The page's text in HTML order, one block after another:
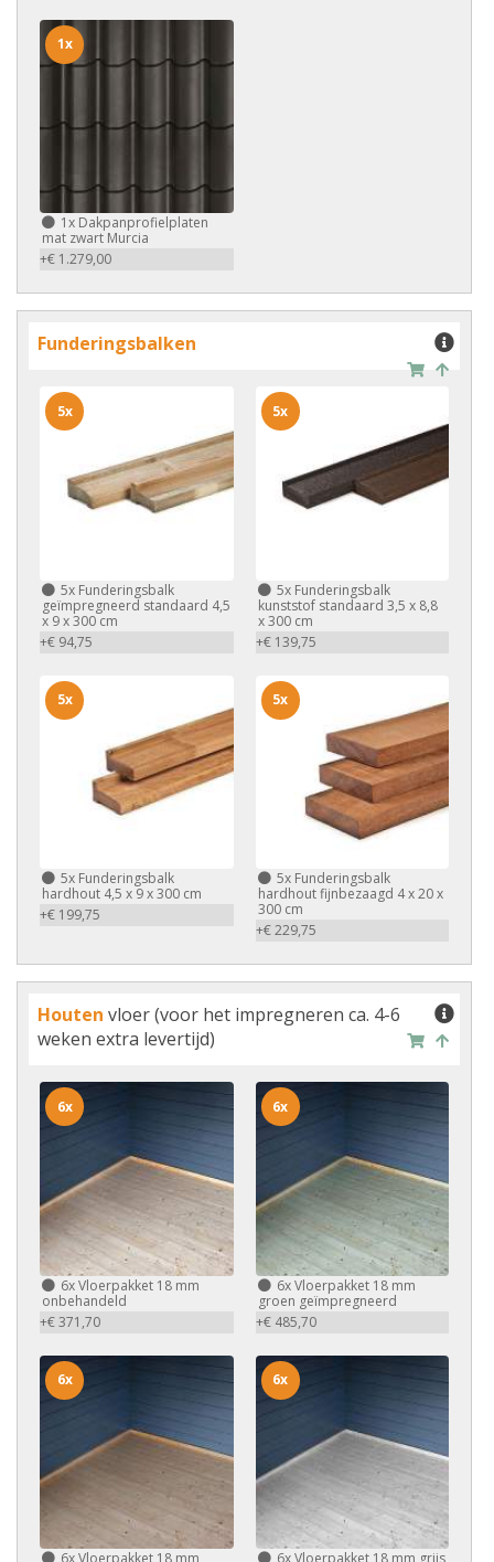
1x Dakpanprofielplaten
mat zwart Murcia
+€ 1.279,00
1x
Funderingsbalken
5x Funderingsbalk
geïmpregneerd standaard 4,5
x 9 x 300 cm
+€ 94,75
5x
5xFunderingsbalk
kunststof standaard 3,5 x 8,8
x 300 cm
+€ 139,75
5x
5x Funderingsbalk
hardhout 4,5 x 9 x 300 cm
+€ 199,75
5x
5xFunderingsbalk
hardhout fijnbezaagd 4 x 20 x
300 cm
+€ 229,75
5x
Houten vloer (voor het impregneren ca. 4-6
weken extra levertijd)
6xVloerpakket 18 mm
onbehandeld
+€ 371,70
6x
6xVloerpakket 18 mm
groen geïmpregneerd
+€ 485,70
6x
6xVloerpakket 18 mm
6x
6xVloerpakket 18 mm grijs
6x